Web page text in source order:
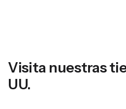
Visita nuestras
UU.